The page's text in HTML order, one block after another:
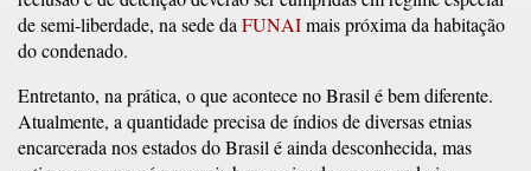
de semi-liberdade, na sede da FUNAImais próxima da habitação
do condenado.
Entretanto, na prática, o que acontece no Brasil é bem diferente.
Atualmente, a quantidade precisa de índios de diversas etnias
encarcerada nos estados do Brasil é ainda desconhecida, mas